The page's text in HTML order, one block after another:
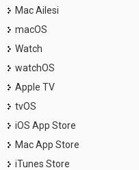
Mac Ailesi
macOS
Watch
watchOS
Apple TV
tvOS
iOS App Store
Mac App Store
iTunes Store